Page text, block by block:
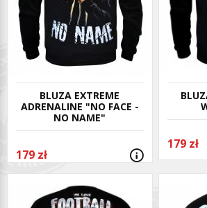
BLUZA EXTREME
ADRENALINE "NO FACE -
NO NAME"
179 zł
179 zł